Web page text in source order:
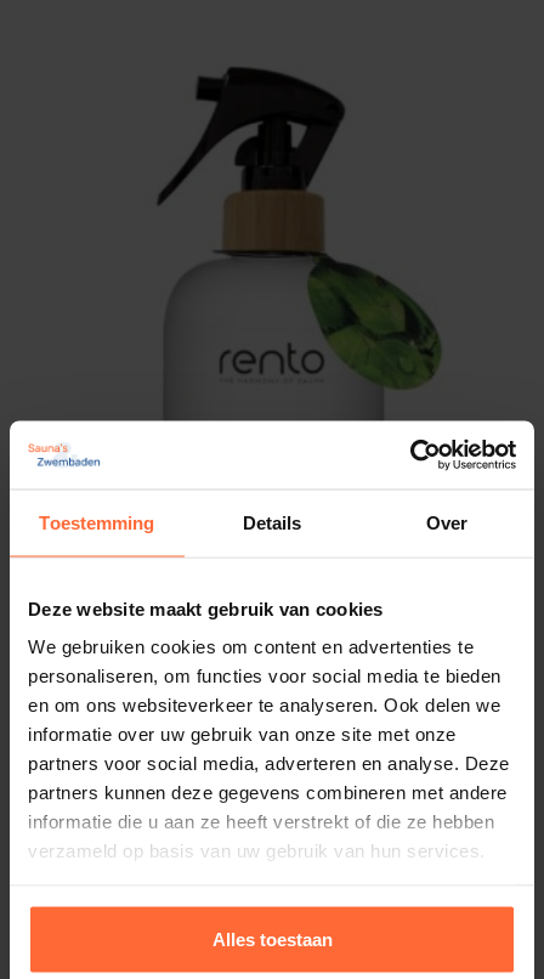
Toestemming Details Over
Deze website maakt gebruik van cookies
We gebruiken cookies om content en advertenties te
personaliseren, om functies voor social media te bieden
en om ons websiteverkeer te analyseren. Ook delen we
informatie over uw gebruik van onze site met onze
partners voor social media, adverteren en analyse. Deze
partners kunnen deze gegevens combineren met andere
informatie die u aan ze heeft verstrekt of die ze hebben
verzameld op basis van uw gebruik van hun services.
Alles toestaan
Geurspray Rento berken
7,30